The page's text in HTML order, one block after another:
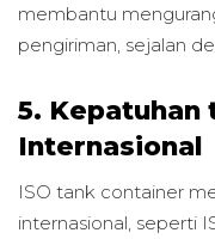
membantu
pengiriman, sejalan
5. Kepatuhan
Internasional
ISO tank container
internasional, seperti